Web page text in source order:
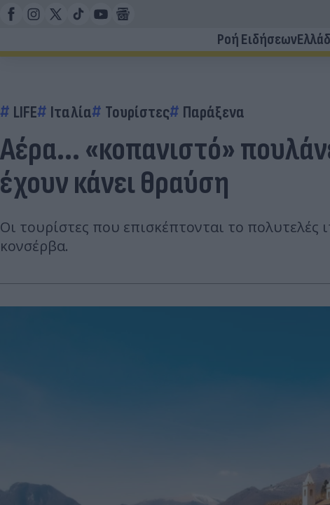
Ροή Ειδήσεων
LIFE Ιταλία Τουρίστες Παράξενα
Αέρα... «κοπανιστό»
έχουν κάνει θραύση
Οι τουρίστες που επισκέπτονται το
κονσέρβα.